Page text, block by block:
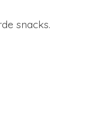
snacks.